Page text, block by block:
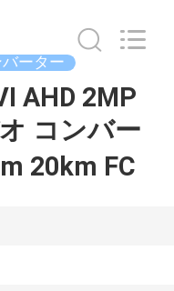
ーター
AHD 2MP
コンバー
20km FC